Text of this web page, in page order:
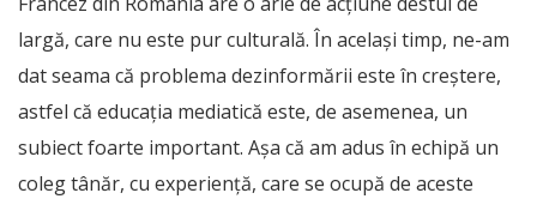
largă, care nu este pur culturală. În același timp, ne-am
dat seama că problema dezinformării este în creștere,
astfel că educația mediatică este, de asemenea, un
subiect foarte important. Așa că am adus în echipă un
coleg tânăr, cu experiență, care se ocupă de aceste